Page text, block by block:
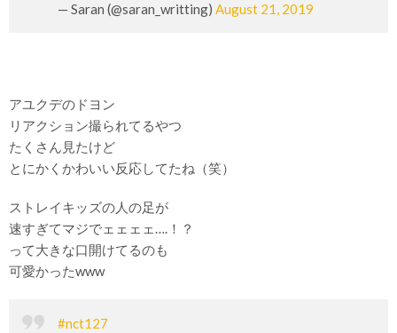
— Saran (@saran_writting) August 21, 2019
アユクデのドヨン
リアクション撮られてるやつ
たくさん見たけど
とにかくかわいい反応してたね（笑）
ストレイキッズの人の足が
速すぎてマジでェェェェ….！？
って大きな口開けてるのも
可愛かったwww
#nct127